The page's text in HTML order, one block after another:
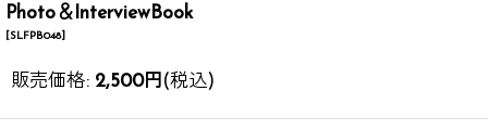
Photo＆InterviewBook
[SLFPB048]
販売価格: 2,500円 (税込)